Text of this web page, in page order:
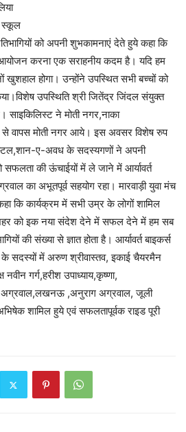
स्कूल
को अपनी शुभकामनाएं देते हुये कहा कि
करना एक सराहनीय कदम है। यदि हम
खुशहाल होगा। उन्होंने उपस्थित सभी बच्चों को
उपस्थिति श्री जितेंद्र जिंदल संयुक्त
साइकिलिस्ट ने मोती नगर,नाका
से वापस मोती नगर आये। इस अवसर विशेष रुप
ए-अवध के सदस्यगणों ने अपनी
सफलता की ऊंचाईयों में ले जाने में आर्यावर्त
का अभूतपूर्व सहयोग रहा। मारवाड़ी युवा मंच
कि कार्यक्रम में सभी उम्र के लोगों शामिल
को इक नया संदेश देने में सफल देने में हम सब
की संख्या से ज्ञात होता है। आर्यावर्त बाइकर्स
में अरुण श्रीवास्तव, इकाई चैयरमैन
गर्ग,हरीश उपाध्याय,कृष्णा,
अग्रवाल,लखनऊ ,अनुराग अग्रवाल, जूली
शामिल हुये एवं सफलतापूर्वक राइड पूरी